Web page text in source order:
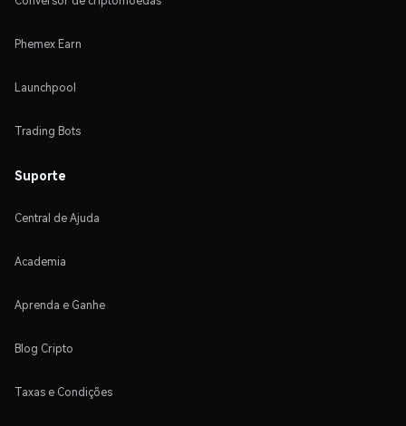
Phemex Earn
Launchpool
Trading Bots
Suporte
Central de Ajuda
Academia
Aprenda e Ganhe
Blog Cripto
Taxas e Condições